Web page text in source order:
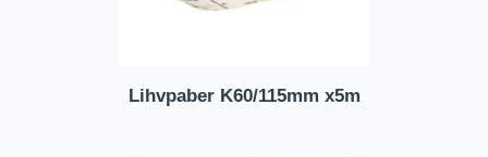
Lihvpaber K60/115mm x5m